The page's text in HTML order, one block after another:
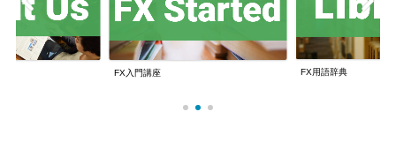
FX入門講座 FX用語辞典